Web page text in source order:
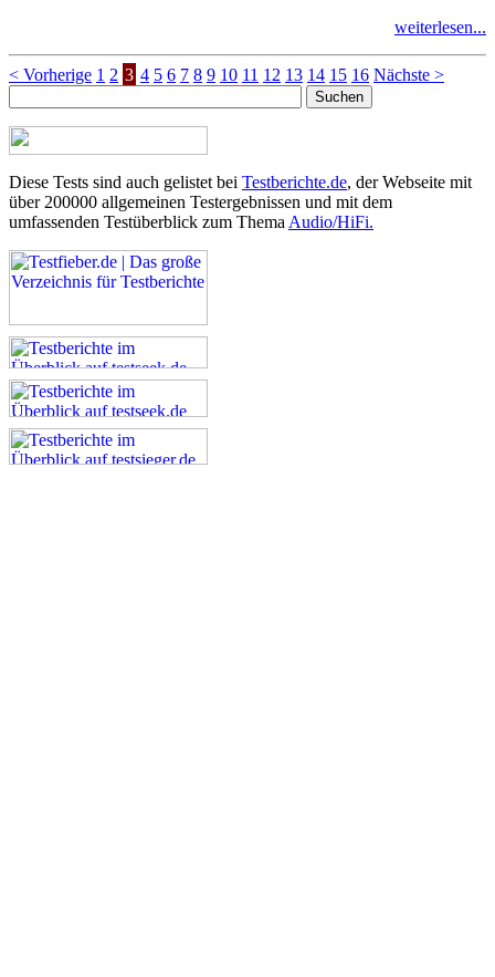
weiterlesen...
< Vorherige 1 2 3 4 5 6 7 8 9 10 11 12 13 14 15 16 Nächste >
Diese Tests sind auch gelistet bei Testberichte.de, der Webseite mit
über 200000 allgemeinen Testergebnissen und mit dem
umfassenden Testüberblick zum Thema Audio/HiFi.